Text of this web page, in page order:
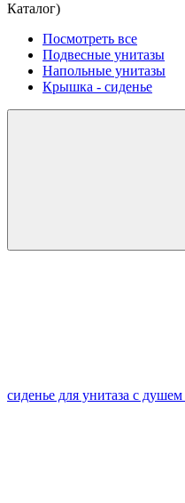
Каталог)
Посмотреть все
Подвесные унитазы
Напольные унитазы
Крышка - сиденье
сиденье для унитаза с душем